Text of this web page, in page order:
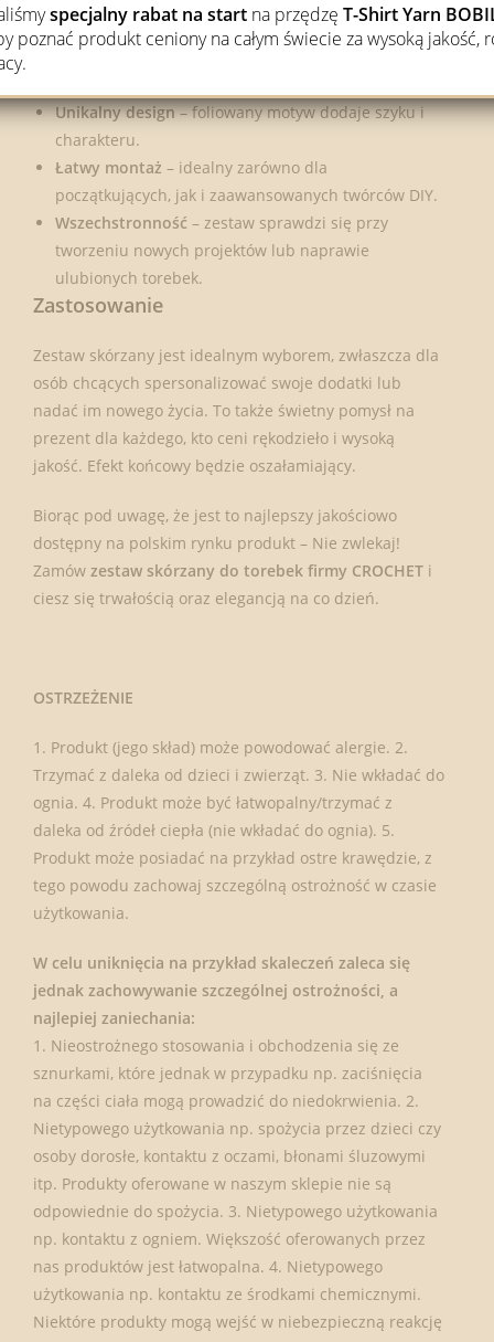
Licowa skóra najwyższej jakości
– luksusowy
Unikalny design– foliowany motyw dodaje szyku i
charakteru.
Łatwy montaż – idealny zarówno dla
początkujących, jak i zaawansowanych twórców DIY.
Wszechstronność – zestaw sprawdzi się przy
tworzeniu nowych projektów lub naprawie
ulubionych torebek.
Zastosowanie
Zestaw skórzany jest idealnym wyborem, zwłaszcza dla
osób chcących spersonalizować swoje dodatki lub
nadać im nowego życia. To także świetny pomysł na
prezent dla każdego, kto ceni rękodzieło i wysoką
jakość. Efekt końcowy będzie oszałamiający.
Biorąc pod uwagę, że jest to najlepszy jakościowo
dostępny na polskim rynku produkt – Nie zwlekaj!
Zamów zestaw skórzany do torebek firmy CROCHET i
ciesz się trwałością oraz elegancją na co dzień.
OSTRZEŻENIE
1. Produkt (jego skład) może powodować alergie. 2.
Trzymać z daleka od dzieci i zwierząt. 3. Nie wkładać do
ognia. 4. Produkt może być łatwopalny/trzymać z
daleka od źródeł ciepła (nie wkładać do ognia). 5.
Produkt może posiadać na przykład ostre krawędzie, z
tego powodu zachowaj szczególną ostrożność w czasie
użytkowania.
W celu uniknięcia na przykład skaleczeń zaleca się
jednak zachowywanie szczególnej ostrożności, a
najlepiej zaniechania:
1. Nieostrożnego stosowania i obchodzenia się ze
sznurkami, które jednak w przypadku np. zaciśnięcia
na części ciała mogą prowadzić do niedokrwienia. 2.
Nietypowego użytkowania np. spożycia przez dzieci czy
osoby dorosłe, kontaktu z oczami, błonami śluzowymi
itp. Produkty oferowane w naszym sklepie nie są
odpowiednie do spożycia. 3. Nietypowego użytkowania
np. kontaktu z ogniem. Większość oferowanych przez
nas produktów jest łatwopalna. 4. Nietypowego
użytkowania np. kontaktu ze środkami chemicznymi.
Niektóre produkty mogą wejść w niebezpieczną reakcję
specjalny rabat na start na przędzę T-Shirt Yarn
poznać produkt ceniony na całym świecie za wysoką jakość,